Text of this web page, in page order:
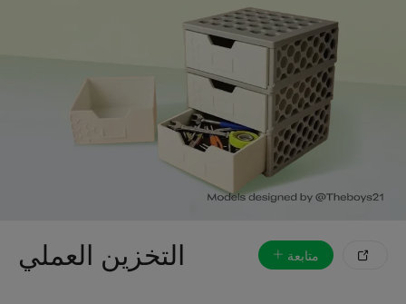
التخزين العملي متابعة 